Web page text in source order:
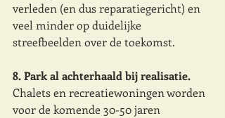
verleden (en dus reparatiegericht) en
veel minder op duidelijke
streefbeelden over de toekomst.
8. Park al achterhaald bij realisatie.
Chalets en recreatiewoningen worden
voor de komende 30-50 jaren